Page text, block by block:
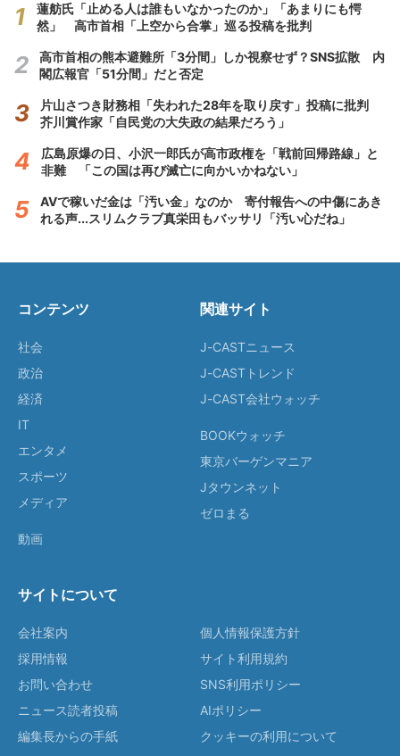
蓮舫氏「止める人は誰もいなかったのか」「あまりにも愕
然」 高市首相「上空から合掌」巡る投稿を批判
高市首相の熊本避難所「3分間」しか視察せず？SNS拡散 内
閣広報官「51分間」だと否定
片山さつき財務相「失われた28年を取り戻す」投稿に批判
芥川賞作家「自民党の大失政の結果だろう」
広島原爆の日、小沢一郎氏が高市政権を「戦前回帰路線」と
非難 「この国は再び滅亡に向かいかねない」
AVで稼いだ金は「汚い金」なのか 寄付報告への中傷にあき
れる声...スリムクラブ真栄田もバッサリ「汚い心だね」
コンテンツ
社会
政治
経済
IT
エンタメ
スポーツ
メディア
動画
関連サイト
J-CASTニュース
J-CASTトレンド
J-CAST会社ウォッチ
BOOKウォッチ
東京バーゲンマニア
Jタウンネット
ゼロまる
サイトについて
会社案内
採用情報
お問い合わせ
ニュース読者投稿
編集長からの手紙
個人情報保護方針
サイト利用規約
SNS利用ポリシー
AIポリシー
クッキーの利用について